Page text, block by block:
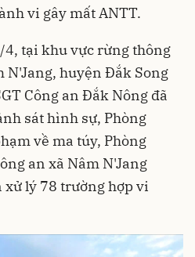
vi gây mất ANTT.
4, tại khu vực rừng thông
N'Jang, huyện Đắk Song
Công an Đắk Nông đã
sát hình sự, Phòng
về ma túy, Phòng
an xã Nâm N'Jang
lý 78 trường hợp vi